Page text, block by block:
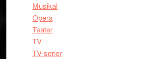
Musikal
Opera
Teater
TV
TV-serier